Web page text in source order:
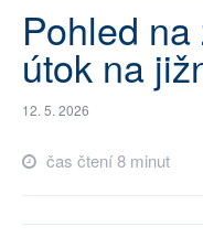
SOCIÁLNÍ SÍTĚ
RUBRIKY
Pohled
útok na
12. 5. 2026
čas čtení 8 minut